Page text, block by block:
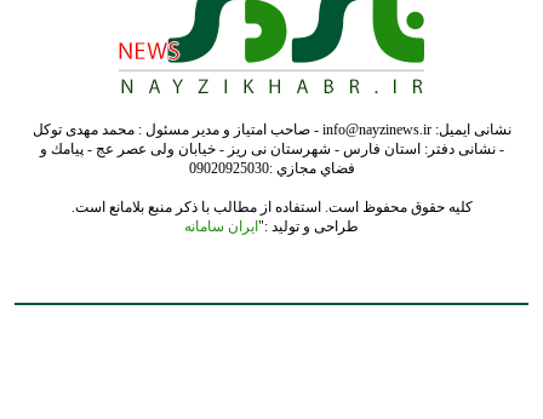
نشانی ایمیل: info@nayzinews.ir - صاحب امتیاز و مدیر مسئول : محمد مهدی توکل
- نشانی دفتر: استان فارس - شهرستان نی ریز - خیابان ولی عصر عج - پيامك و
فضاي مجازي :09020925030
کلیه حقوق محفوظ است. استفاده از مطالب با ذکر منبع بلامانع است.
طراحی و تولید :" ایران سامانه